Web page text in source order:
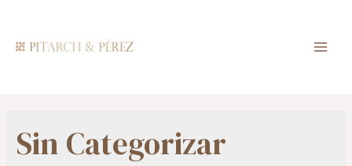
contingut
Sin Categorizar